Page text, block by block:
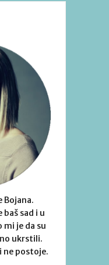
Bojana.
baš sad i u
je da su
ukrstili.
ne postoje.